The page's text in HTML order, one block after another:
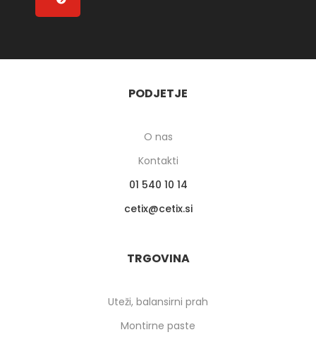
PODJETJE
O nas
Kontakti
01 540 10 14
cetix
cetix.si
TRGOVINA
Uteži, balansirni prah
Montirne paste